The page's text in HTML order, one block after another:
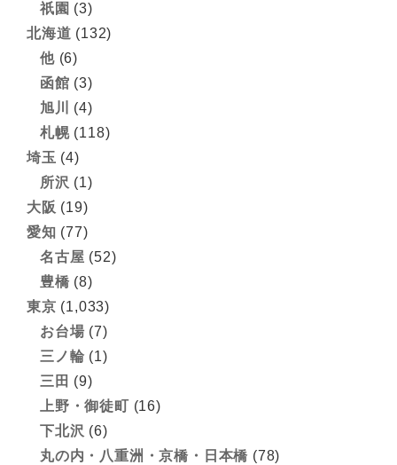
祇園 (3)
北海道 (132)
他(6)
函館 (3)
旭川
(4)
札幌(118)
埼玉 (4)
所沢 (1)
大阪 (19)
愛知 (77)
名古屋 (52)
豊橋 (8)
東京 (1,033)
お台場 (7)
三ノ輪 (1)
三田 (9)
上野・御徒町 (16)
下北沢 (6)
丸の内・八重洲・京橋・日本橋 (78)